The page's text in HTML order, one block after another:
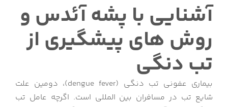
آشنایی با پشه آئدس و
روش های پیشگیری از
تب دنگی
بیماری عفونی تب دنگی (dengue fever)، دومین علت
شایع تب در مسافران بین المللی است. اگرچه عامل تب